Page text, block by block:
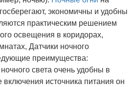
экономичны и удобны
практическим решением
освещения в коридорах,
Датчики ночного
преимущества:
света очень удобны в
источника питания он